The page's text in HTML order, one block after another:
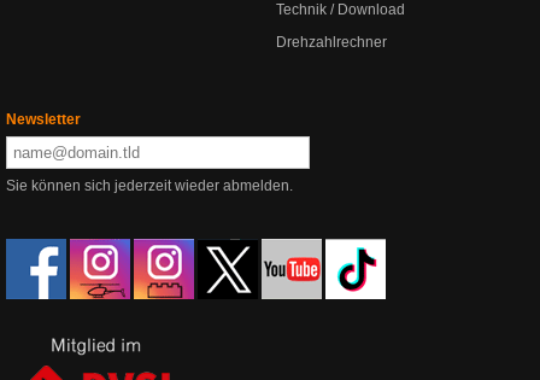
Technik / Download
Drehzahlrechner
Newsletter
Sie können sich jederzeit wieder abmelden.